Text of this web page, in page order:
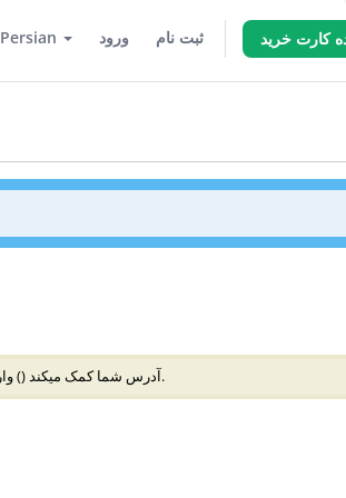
Persian ورود ثبت نام کارت خرید
فرم سفارش در محیط امنی ایجاد میشود و به جلوگیری از تقلب با IP آدرس شما کمک میکند () وارد شده است.